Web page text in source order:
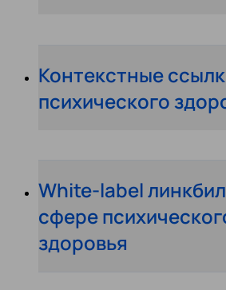
Контекстные
психического
White-label
сфере
здоровья